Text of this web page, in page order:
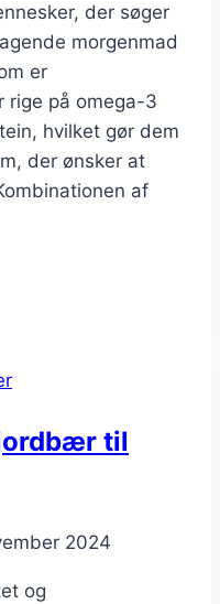
der søger
morgenmad
er
rige på omega-3
hvilket gør dem
der ønsker at
af
til
2024
og